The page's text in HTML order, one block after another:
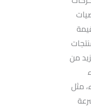
توصيات
من
مثل